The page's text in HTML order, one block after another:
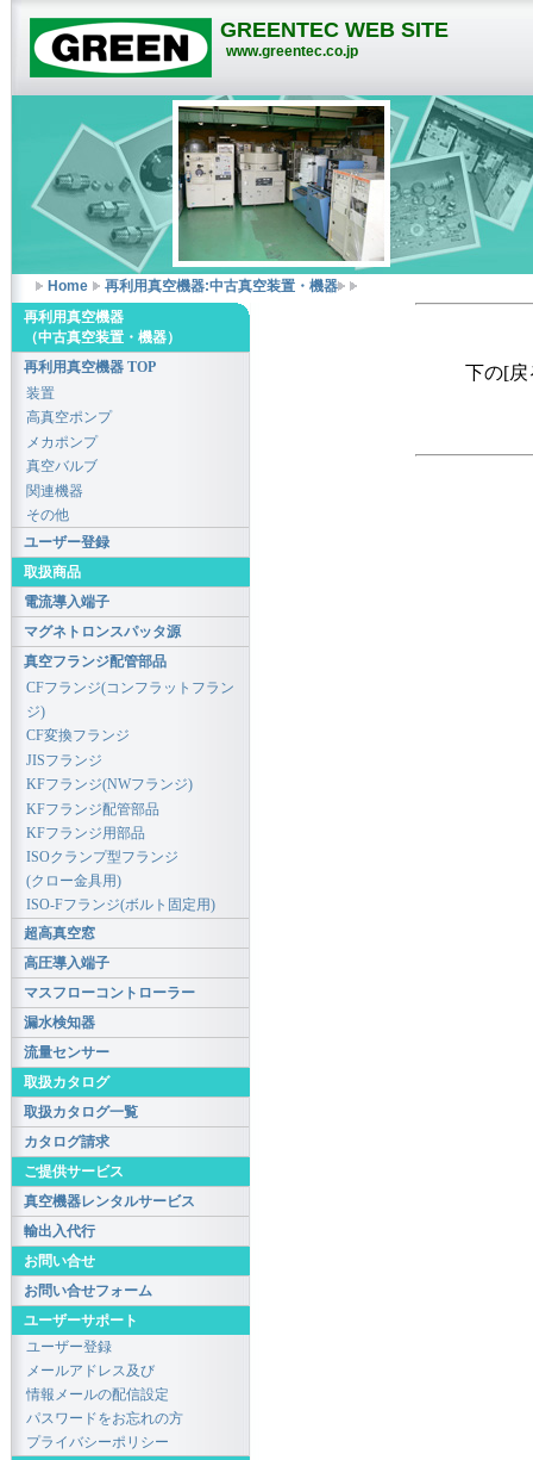
GREENTEC WEB SITE
www.greentec.co.jp
Home 再利用真空機器:中古真空装置・機器
下の[戻
再利用真空機器
（中古真空装置・機器）
再利用真空機器 TOP
装置
高真空ポンプ
メカポンプ
真空バルブ
関連機器
その他
ユーザー登録
取扱商品
電流導入端子
マグネトロンスパッタ源
真空フランジ配管部品
CFフランジ(コンフラットフラン
ジ)
CF変換フランジ
JISフランジ
KFフランジ(NWフランジ)
KFフランジ配管部品
KFフランジ用部品
ISOクランプ型フランジ
(クロー金具用)
ISO-Fフランジ(ボルト固定用)
超高真空窓
高圧導入端子
マスフローコントローラー
漏水検知器
流量センサー
取扱カタログ
取扱カタログ一覧
カタログ請求
ご提供サービス
真空機器レンタルサービス
輸出入代行
お問い合せ
お問い合せフォーム
ユーザーサポート
ユーザー登録
メールアドレス及び
情報メールの配信設定
パスワードをお忘れの方
プライバシーポリシー